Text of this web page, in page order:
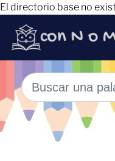
El directorio base no